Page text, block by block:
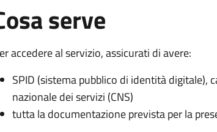
serve
accedere al servizio, assicurati di avere:
SPID (sistema pubblico di identità digitale),
nazionale dei servizi (CNS)
tutta la documentazione prevista per la